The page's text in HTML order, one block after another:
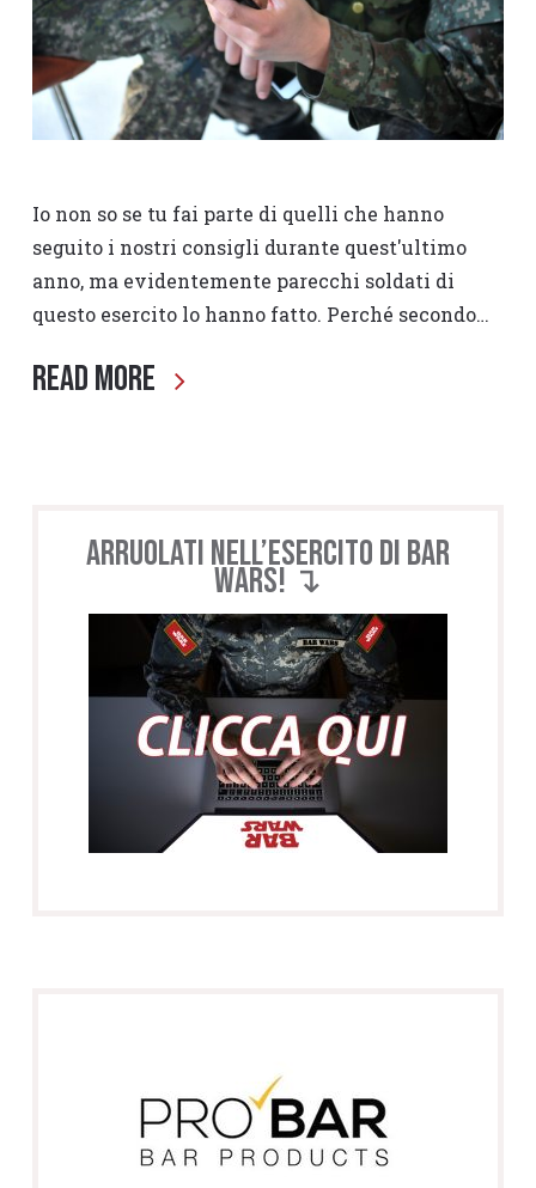
Io non so se tu fai parte di quelli che hanno
seguito i nostri consigli durante quest'ultimo
anno, ma evidentemente parecchi soldati di
questo esercito lo hanno fatto. Perché secondo…
Read More
Arruolati nell’esercito di BAR
WARS! ↴